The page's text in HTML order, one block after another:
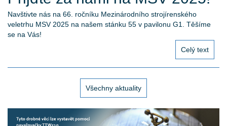
Navštivte nás na 66. ročníku Mezinárodního strojírenského
veletrhu MSV 2025 na našem stánku 55 v pavilonu G1. Těšíme
se na Vás!
Celý text
Všechny aktuality